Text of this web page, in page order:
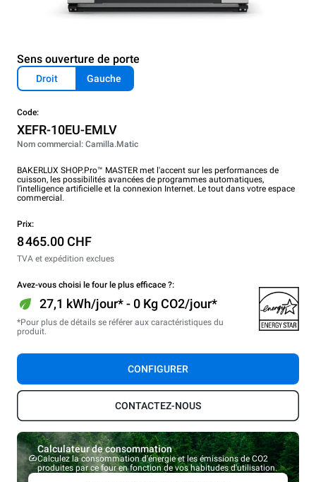
Sens ouverture de porte
Droit Gauche
Code:
XEFR-10EU-EMLV
Nom commercial: Camilla.Matic
BAKERLUX SHOP.Pro™ MASTER met l'accent sur les performances de
cuisson, les possibilités avancées de programmes automatiques,
l’intelligence artificielle et la connexion Internet. Le tout dans votre espace
commercial.
Prix:
8 465.00 CHF
TVA et expédition exclues
Avez-vous choisi le four le plus efficace ?:
27,1 kWh/jour* - 0 Kg CO2/jour*
*Pour plus de détails se référer aux caractéristiques du
produit.
CONFIGURER
CONTACTEZ-NOUS
Calculateur de consommation
Calculez la consommation d'énergie et les émissions de CO2
produites par ce four en fonction de vos habitudes d'utilisation.